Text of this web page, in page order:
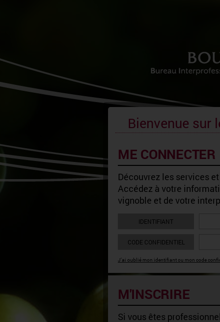
Bienvenue sur
ME CONNECTER
Découvrez les services
Accédez à votre
vignoble et de votre
IDENTIFIANT
CODE CONFIDENTIEL
J'ai oublié mon identifiant ou mon code
M'INSCRIRE
Si vous êtes